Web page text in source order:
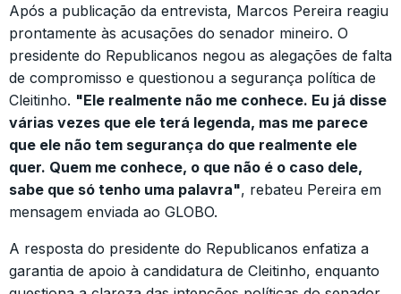
Após a publicação da entrevista, Marcos Pereira reagiu
prontamente às acusações do senador mineiro. O
presidente do Republicanos negou as alegações de falta
de compromisso e questionou a segurança política de
Cleitinho. "Ele realmente não me conhece. Eu já disse
várias vezes que ele terá legenda, mas me parece
que ele não tem segurança do que realmente ele
quer. Quem me conhece, o que não é o caso dele,
sabe que só tenho uma palavra", rebateu Pereira em
mensagem enviada ao GLOBO.
A resposta do presidente do Republicanos enfatiza a
garantia de apoio à candidatura de Cleitinho, enquanto